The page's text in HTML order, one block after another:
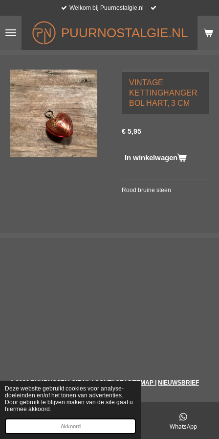
Deze website gebruikt cookies voor analyse-
doeleinden en/of het tonen van advertenties.
Door gebruik te blijven maken van de site gaat u
hiermee akkoord.
Akkoord
naar
hoofdinhoud
PUURNOSTALGIE.NL
Welkom bij Puurnostalgie.nl
VINTAGE
KETTINGHANGER
BOL HART, 3 CM
€ 5,95
In winkelwagen
Rood bruine steen
© 2026 PUURNOSTALGIE.NL|CONTACT|SITEMAP NIEUWSBRIEF
WhatsApp